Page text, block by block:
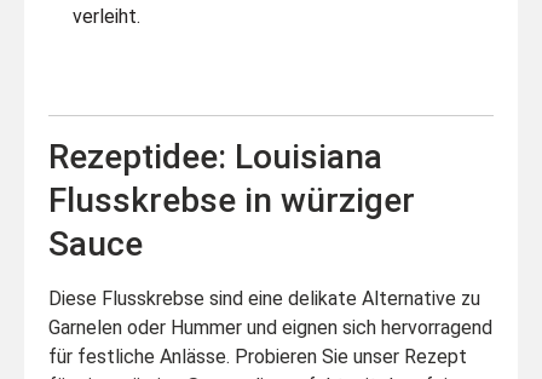
verleiht.
Rezeptidee: Louisiana
Flusskrebse in würziger
Sauce
Diese Flusskrebse sind eine delikate Alternative zu
Garnelen oder Hummer und eignen sich hervorragend
für festliche Anlässe. Probieren Sie unser Rezept